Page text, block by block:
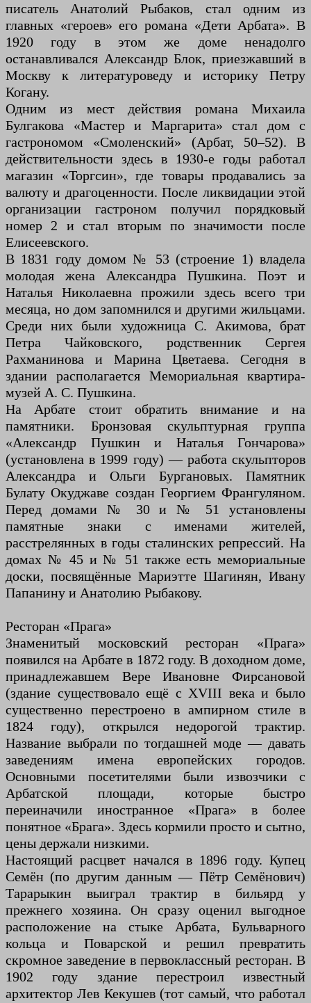
писатель Анатолий Рыбаков, стал одним из
главных «героев» его романа «Дети Арбата». В
1920 году в этом же доме ненадолго
останавливался Александр Блок, приезжавший в
Москву к литературоведу и историку Петру
Когану.
Одним из мест действия романа Михаила
Булгакова «Мастер и Маргарита» стал дом с
гастрономом «Смоленский» (Арбат, 50–52). В
действительности здесь в 1930-е годы работал
магазин «Торгсин», где товары продавались за
валюту и драгоценности. После ликвидации этой
организации гастроном получил порядковый
номер 2 и стал вторым по значимости после
Елисеевского.
В 1831 году домом № 53 (строение 1) владела
молодая жена Александра Пушкина. Поэт и
Наталья Николаевна прожили здесь всего три
месяца, но дом запомнился и другими жильцами.
Среди них были художница С. Акимова, брат
Петра Чайковского, родственник Сергея
Рахманинова и Марина Цветаева. Сегодня в
здании располагается Мемориальная квартира-
музей А. С. Пушкина.
На Арбате стоит обратить внимание и на
памятники. Бронзовая скульптурная группа
«Александр Пушкин и Наталья Гончарова»
(установлена в 1999 году) — работа скульпторов
Александра и Ольги Бургановых. Памятник
Булату Окуджаве создан Георгием Франгуляном.
Перед домами № 30 и № 51 установлены
памятные знаки с именами жителей,
расстрелянных в годы сталинских репрессий. На
домах № 45 и № 51 также есть мемориальные
доски, посвящённые Мариэтте Шагинян, Ивану
Папанину и Анатолию Рыбакову.
Ресторан «Прага»
Знаменитый московский ресторан «Прага»
появился на Арбате в 1872 году. В доходном доме,
принадлежавшем Вере Ивановне Фирсановой
(здание существовало ещё с XVIII века и было
существенно перестроено в ампирном стиле в
1824 году), открылся недорогой трактир.
Название выбрали по тогдашней моде — давать
заведениям имена европейских городов.
Основными посетителями были извозчики с
Арбатской площади, которые быстро
переиначили иностранное «Прага» в более
понятное «Брага». Здесь кормили просто и сытно,
цены держали низкими.
Настоящий расцвет начался в 1896 году. Купец
Семён (по другим данным — Пётр Семёнович)
Тарарыкин выиграл трактир в бильярд у
прежнего хозяина. Он сразу оценил выгодное
расположение на стыке Арбата, Бульварного
кольца и Поварской и решил превратить
скромное заведение в первоклассный ресторан. В
1902 году здание перестроил известный
архитектор Лев Кекушев (тот самый, что работал